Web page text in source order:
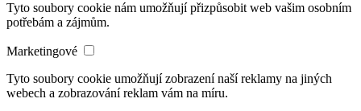
Tyto soubory cookie nám umožňují přizpůsobit web vašim osobním
potřebám a zájmům.
Marketingové
Tyto soubory cookie umožňují zobrazení naší reklamy na jiných
webech a zobrazování reklam vám na míru.